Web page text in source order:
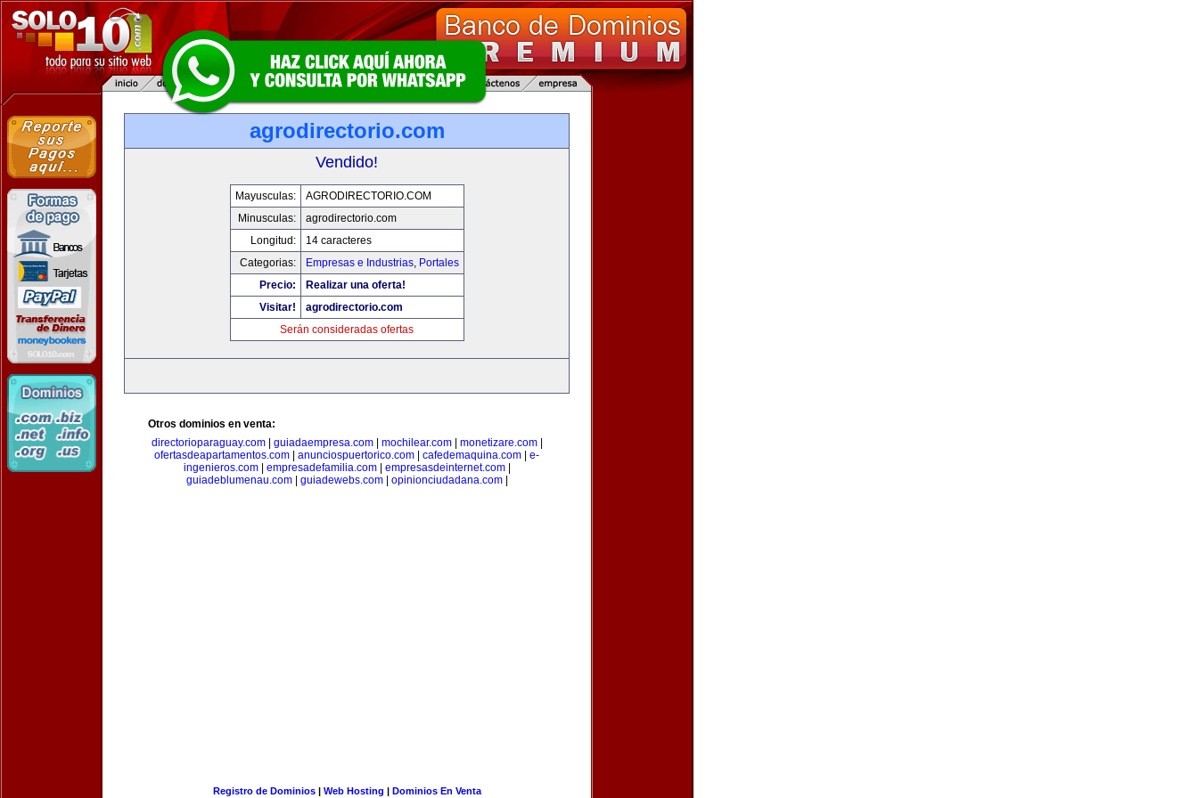
agrodirectorio.com
Vendido!
Mayusculas:
AGRODIRECTORIO.COM
Minusculas:
agrodirectorio.com
Longitud:
14 caracteres
Categorias:
Empresas e Industrias, Portales
Precio:
Realizar una oferta!
Visitar!
agrodirectorio.com
Serán consideradas ofertas
Otros dominios en venta:
directorioparaguay.com| guiadaempresa.com| mochilear.com| monetizare.com|
ofertasdeapartamentos.com
anunciospuertorico.com cafedemaquina.com
e-
ingenieros.com| empresadefamilia.com| empresasdeinternet.com|
guiadeblumenau.com| guiadewebs.com| opinionciudadana.com|
Registro de Dominios| Web Hosting | Dominios En Venta